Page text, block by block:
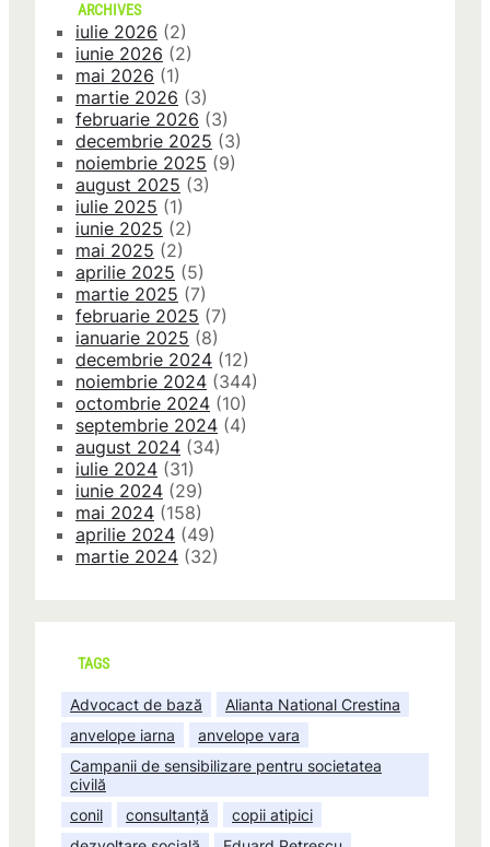
ARCHIVES
iulie 2026 (2)
iunie 2026 (2)
mai 2026 (1)
martie 2026 (3)
februarie 2026 (3)
decembrie 2025 (3)
noiembrie 2025 (9)
august 2025 (3)
iulie 2025 (1)
iunie 2025 (2)
mai 2025 (2)
aprilie 2025 (5)
martie 2025 (7)
februarie 2025 (7)
ianuarie 2025 (8)
decembrie 2024 (12)
noiembrie 2024 (344)
octombrie 2024 (10)
septembrie 2024 (4)
august 2024 (34)
iulie 2024 (31)
iunie 2024 (29)
mai 2024 (158)
aprilie 2024 (49)
martie 2024 (32)
TAGS
Advocact de bază
Alianta National Crestina
anvelope iarna
anvelope vara
Campanii de sensibilizare pentru societatea
civilă
conil
consultanță
copii atipici